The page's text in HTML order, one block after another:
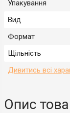
Упакування
Вид
Формат
Щільність
Дивитись всі
Опис